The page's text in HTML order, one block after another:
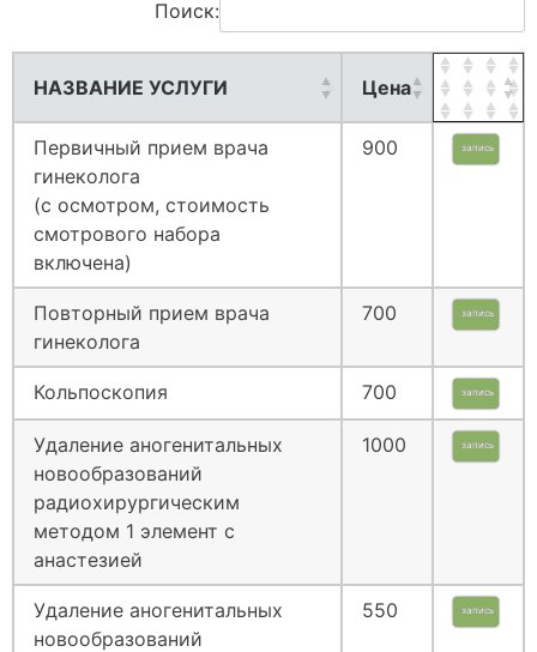
Поиск:
НАЗВАНИЕ УСЛУГИ Цена
Первичный прием врача
гинеколога
(с осмотром, стоимость
смотрового набора
включена)
900 запись
Повторный прием врача
гинеколога
700 запись
Кольпоскопия 700 запись
Удаление аногенитальных
новообразований
радиохирургическим
методом 1 элемент с
анастезией
1000 запись
Удаление аногенитальных
новообразований
550 запись